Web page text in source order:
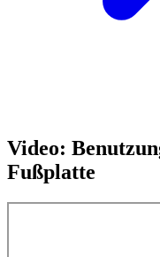
Video:
Fußplatte